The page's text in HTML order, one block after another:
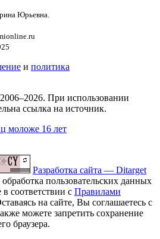
Юрьевна.
и политика
При использовании
ссылка на источник.
моложе 16 лет
Разработка сайта — Ditarget
пользовательских данных
соответствии с Правилами
на сайте, Вы соглашаетесь с
можете запретить сохранение
браузера.